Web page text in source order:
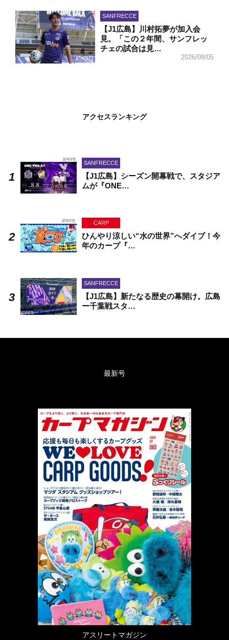
SANFRECCE
【J1広島】川村拓夢が加入会
見。「この２年間、サンフレッ
チェの試合は見…
2026/08/05
アクセスランキング
SANFRECCE
【J1広島】シーズン開幕戦で、スタジア
ムが『ONE…
CARP
ひんやり涼しい“水の世界”へダイブ！今
年のカープ『…
SANFRECCE
【J1広島】新たなる歴史の幕開け。広島
ー千葉戦スタ…
最新号
アスリートマガジン